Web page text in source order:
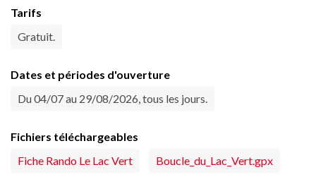
Tarifs
Gratuit.
Dates et périodes d'ouverture
Du 04/07 au 29/08/2026, tous les jours.
Fichiers téléchargeables
Fiche Rando Le Lac Vert
Boucle_du_Lac_Vert.gpx